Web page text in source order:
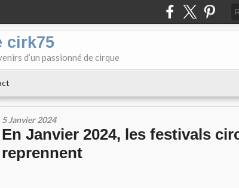
cirk75
d’un passionné de cirque
5 Janvier 2024
En Janvier 2024, les festivals
reprennent